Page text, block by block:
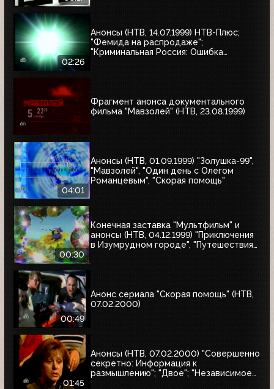
02:26
Анонсы (НТВ, 14.07.1999) НТВ-Плюс;
"Фемида на распродаже";
"Криминальная Россия: Ошибка
Фрагмент анонса документального
фильма "Мавзолей" (НТВ, 23.08.1999)
04:01
Анонсы (НТВ, 01.09.1999) "Золушка-99",
"Мавзолей", "Один день с Олегом
Романцевым", "Скорая помощь"
00:30
Конечная заставка "Мультфильм" и
анонсы (НТВ, 04.12.1999) "Приключения
в Изумрудном городе", "Путешествия
00:49
Анонс сериала "Скорая помощь" (НТВ,
07.02.2000)
01:45
Анонсы (НТВ, 07.02.2000) "Совершенно
секретно: Информация к
размышлению"; "Двое"; "Независимое